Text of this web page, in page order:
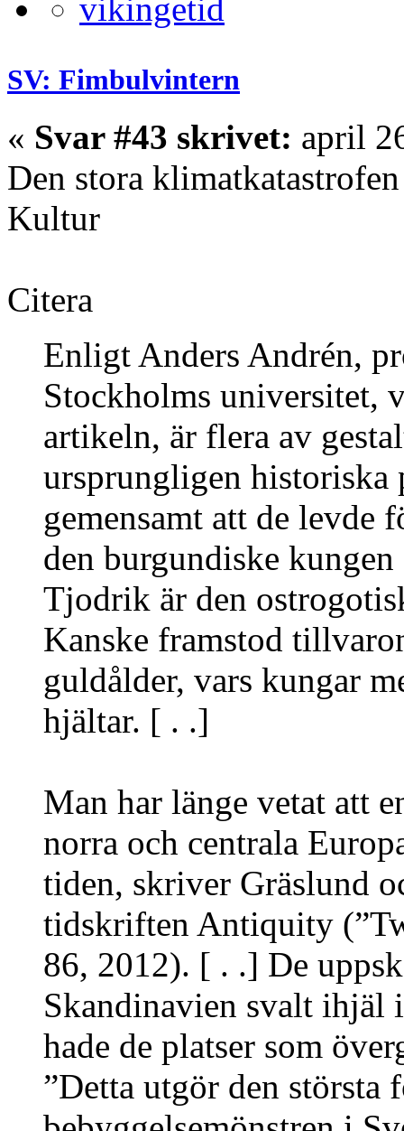
SV: Fimbulvintern
« Svar #43 skrivet: april
Den stora
Kultur
Citera
Enligt Anders Andrén,
Stockholms universitet,
artikeln, är flera av
ursprungligen historiska
gemensamt att de levde
den burgundiske
Tjodrik är den
Kanske framstod
guldålder, vars kungar
hjältar. [ . .]
Man har länge vetat att
norra och centrala
tiden, skriver Gräslund
tidskriften Antiquity
86, 2012). [ . .] De
Skandinavien svalt ihjäl
hade de platser som
”Detta utgör den största